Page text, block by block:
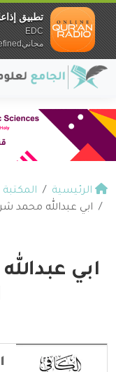
الرئيسية المكتبة
ابي عبدالله محمد
ابي
تطبيق
EDC
مجانيundefined